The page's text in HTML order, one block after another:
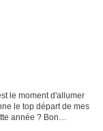
le moment d'allumer
le top départ de mes
année ? Bon